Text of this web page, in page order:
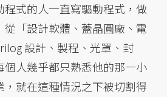
程式的人一直寫驅動程式，做
「設計軟體、蓋晶圓廠、電
設計、製程、光罩、封
人幾乎都只熟悉他的那一小
就在這種情況之下被切割得